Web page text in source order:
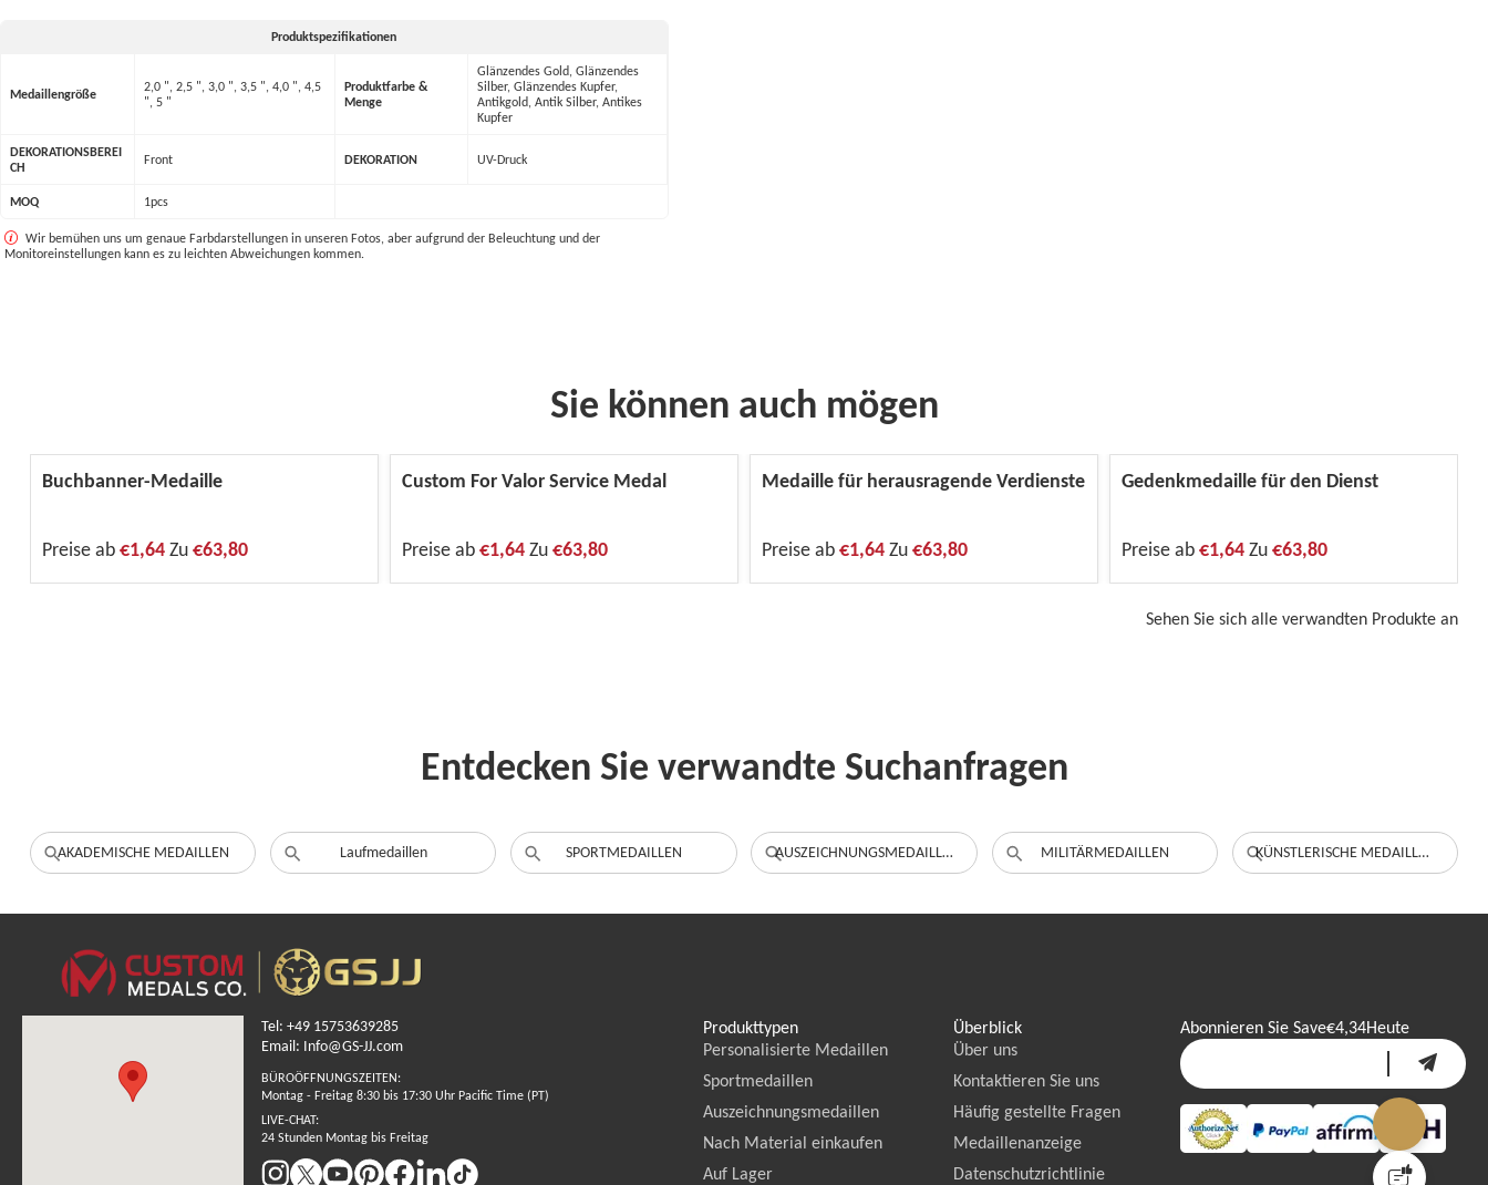
Produktspezifikationen
Medaillengröße
2,0 ", 2,5 ", 3,0 ", 3,5 ", 4,0 ", 4,5
", 5 "
Produktfarbe &
Menge
Glänzendes Gold, Glänzendes
Silber, Glänzendes Kupfer,
Antikgold, Antik Silber, Antikes
Kupfer
DEKORATIONSBEREI
CH
Front DEKORATION UV-Druck
MOQ 1pcs
Wir bemühen uns um genaue Farbdarstellungen in unseren Fotos, aber aufgrund der Beleuchtung und der
Monitoreinstellungen kann es zu leichten Abweichungen kommen.
Sie können auch mögen
Buchbanner-Medaille
Preise ab€1,64Zu€63,80
Custom For Valor Service Medal
Preise ab€1,64Zu€63,80
Medaille für herausragende Verdienste
Preise ab€1,64Zu€63,80
Gedenkmedaille für den Dienst
Preise ab€1,64Zu€63,80
Sehen Sie sich alle verwandten Produkte an
Entdecken Sie verwandte Suchanfragen
AKADEMISCHE MEDAILLEN Laufmedaillen SPORTMEDAILLEN AUSZEICHNUNGSMEDAILLEN MILITÄRMEDAILLEN KÜNSTLERISCHE MEDAILLEN
BÜROÖFFNUNGSZEITEN:
Montag - Freitag 8:30 bis 17:30 Uhr Pacific Time (PT)
LIVE-CHAT:
24 Stunden Montag bis Freitag
Tel: +49 15753639285
Email: Info@GS-JJ.com
Produkttypen
Personalisierte Medaillen
Sportmedaillen
Auszeichnungsmedaillen
Nach Material einkaufen
Auf Lager
Überblick
Über uns
Kontaktieren Sie uns
Häufig gestellte Fragen
Medaillenanzeige
Datenschutzrichtlinie
Abonnieren Sie Save€4,34Heute